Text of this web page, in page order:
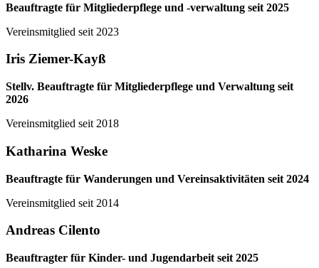
Beauftragte für Mitgliederpflege und -verwaltung seit 2025
Vereinsmitglied seit 2023
Iris Ziemer-Kayß
Stellv. Beauftragte für Mitgliederpflege und Verwaltung seit
2026
Vereinsmitglied seit 2018
Katharina Weske
Beauftragte für Wanderungen und Vereinsaktivitäten seit 2024
Vereinsmitglied seit 2014
Andreas Cilento
Beauftragter für Kinder- und Jugendarbeit seit 2025